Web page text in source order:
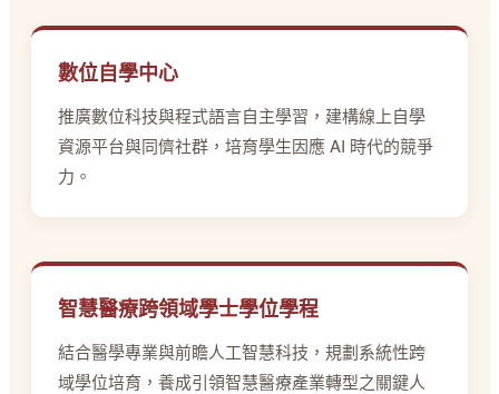
數位自學中心
推廣數位科技與程式語言自主學習，建構線上自學
資源平台與同儕社群，培育學生因應 AI 時代的競爭
力。
智慧醫療跨領域學士學位學程
結合醫學專業與前瞻人工智慧科技，規劃系統性跨
域學位培育，養成引領智慧醫療產業轉型之關鍵人